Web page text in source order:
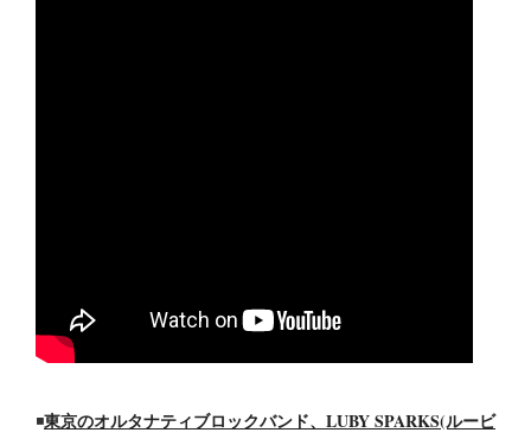
◾️東京のオルタナティブロックバンド、LUBY SPARKS(ルービ